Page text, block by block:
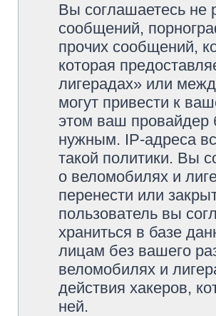
Вы соглашаетесь не
сообщений,
прочих сообщений,
которая
лигерадах» или
могут привести к
этом ваш провайдер
нужным. IP-адреса
такой политики. Вы
о веломобилях и
перенести или
пользователь вы
храниться в базе
лицам без вашего
веломобилях и
действия хакеров,
ней.